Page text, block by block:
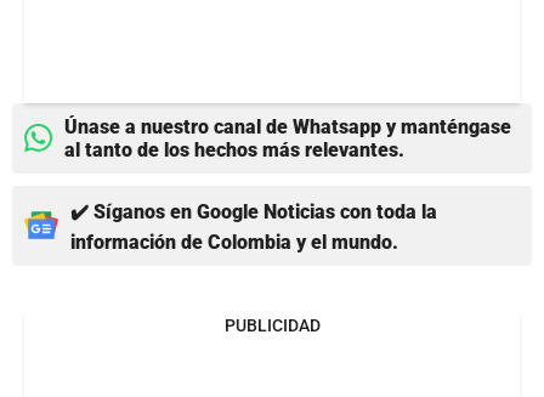
Únase a nuestro canal de Whatsapp y manténgase
al tanto de los hechos más relevantes.
✔️ Síganos en Google Noticias con toda la
información de Colombia y el mundo.
PUBLICIDAD